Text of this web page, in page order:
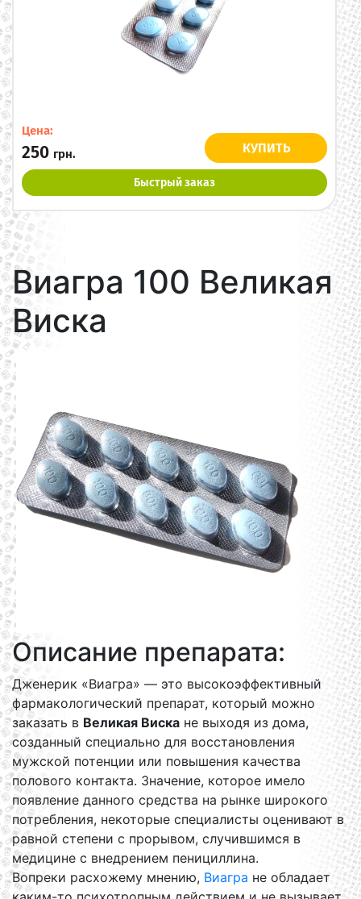
Цена:
250 грн. КУПИТЬ
Быстрый заказ
Виагра 100 Великая
Виска
Описание препарата:
Дженерик «Виагра» — это высокоэффективный
фармакологический препарат, который можно
заказать в Великая Виска не выходя из дома,
созданный специально для восстановления
мужской потенции или повышения качества
полового контакта. Значение, которое имело
появление данного средства на рынке широкого
потребления, некоторые специалисты оценивают в
равной степени с прорывом, случившимся в
медицине с внедрением пенициллина.
Вопреки расхожему мнению, Виагра не обладает